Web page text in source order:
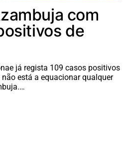
com
de
já regista 109 casos positivos
está a equacionar qualquer